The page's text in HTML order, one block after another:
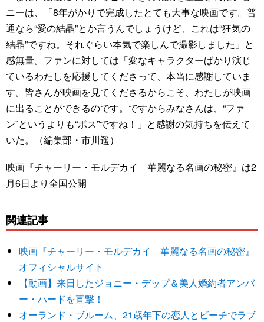
ニーは、「8年がかりで完成したとても大事な映画です。普
通なら“愛の結晶”とか言うんでしょうけど、これは“狂気の
結晶”ですね。それぐらい本気で楽しんで撮影しました」と
感無量。ファンに対しては「変なキャラクターばかり演じ
ているわたしを応援してくださって、本当に感謝していま
す。皆さんが映画を見てくださるからこそ、わたしが映画
に出ることができるのです。ですからみなさんは、“ファ
ン”というよりも“ボス”ですね！」と感謝の気持ちを伝えて
いた。（編集部・市川遥）
映画『チャーリー・モルデカイ 華麗なる名画の秘密』は2
月6日より全国公開
関連記事
映画『チャーリー・モルデカイ 華麗なる名画の秘密』
オフィシャルサイト
【動画】来日したジョニー・デップ＆美人婚約者アンバ
ー・ハードを直撃！
オーランド・ブルーム、21歳年下の恋人とビーチでラブ